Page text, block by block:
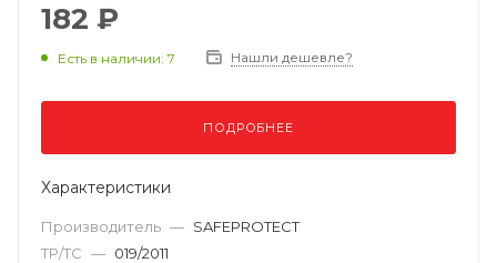
182 ₽
Есть в наличии: 7 Нашли дешевле?
ПОДРОБНЕЕ
Характеристики
Производитель — SAFEPROTECT
ТР/ТС — 019/2011